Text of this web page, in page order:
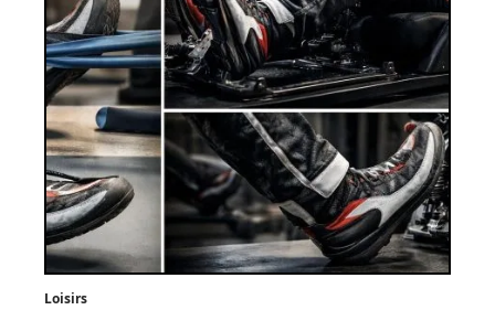
Loisirs